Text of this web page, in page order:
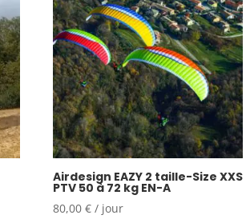
Airdesign EAZY 2 taille-Size XXS
PTV 50 à 72 kg EN-A
80,00€ / jour